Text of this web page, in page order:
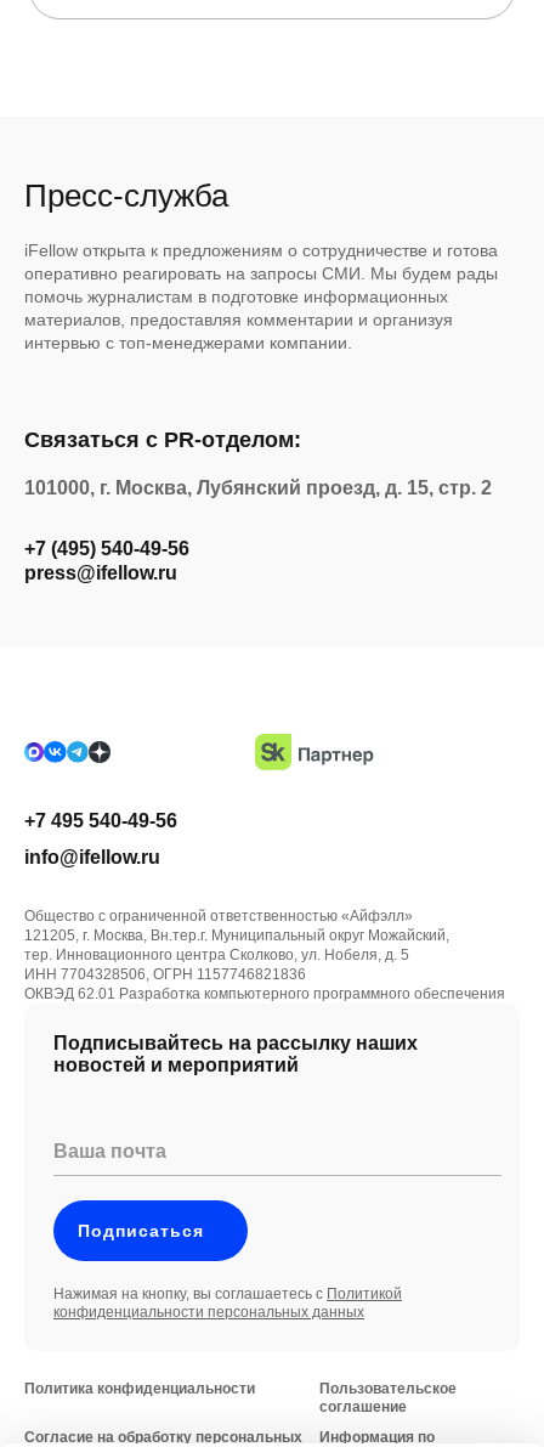
Пресс-служба
iFellow открыта к предложениям о сотрудничестве и готова
оперативно реагировать на запросы СМИ. Мы будем рады
помочь журналистам в подготовке информационных
материалов, предоставляя комментарии и организуя
интервью с топ-менеджерами компании.
Связаться с PR-отделом:
101000, г. Москва, Лубянский проезд, д. 15, стр. 2
+7 (495) 540-49-56
press@ifellow.ru
Подписывайтесь на рассылку наших
новостей и мероприятий
Ваша почта
Подписаться
Нажимая на кнопку, вы соглашаетесь с Политикой
конфиденциальности персональных данных
Политика конфиденциальности
Согласие на обработку персональных
Пользовательское
соглашение
Информация по
+7 495 540-49-56
info@ifellow.ru
Общество с ограниченной ответственностью «Айфэлл»
121205, г. Москва, Вн.тер.г. Муниципальный округ Можайский,
тер. Инновационного центра Сколково, ул. Нобеля, д. 5
ИНН 7704328506, ОГРН 1157746821836
ОКВЭД 62.01 Разработка компьютерного программного обеспечения